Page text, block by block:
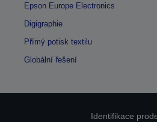
Epson Europe Electronics
Digigraphie
Přímý potisk textilu
Globální řešení
Identifikace